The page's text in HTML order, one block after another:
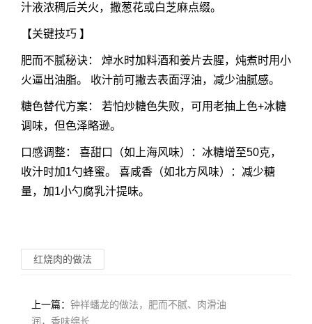
汁液浓稠后关火，撒葱花或白芝麻点缀。
【关键技巧 】
肥而不腻秘诀： 焯水时加料酒和姜片去腥，炖煮时用小
火逼出油脂。 收汁前可撇去表面浮油，减少油腻感。
糖色替代方案： 若怕炒糖色失败，可用老抽上色+冰糖
调味，但色泽略逊。
口感调整： 喜甜口（如上海风味）：冰糖增至50克，
收汁时加1勺蜂蜜。 喜咸香（如北方风味）：减少糖
量，加1小勺腐乳汁提味。
红烧肉的做法
上一篇： 钟祥蟠龙的做法，肥而不腻、肉滑油
润，香味绵长